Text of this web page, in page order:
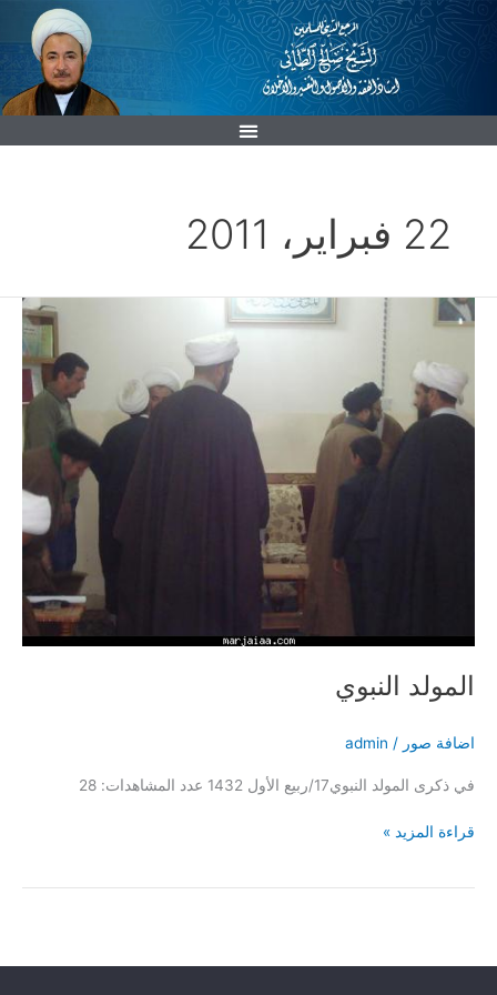
تخطي
22 فبراير، 2011
المولد النبوي
اضافة صور /
admin
في ذكرى المولد النبوي17/ربيع الأول 1432 عدد المشاهدات: 28
المولد
النبوي
قراءة المزيد »